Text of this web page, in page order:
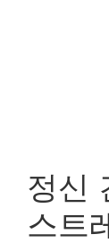
정신
스트